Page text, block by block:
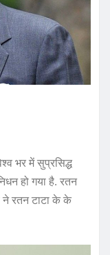
भर में सुप्रसिद्ध
हो गया है. रतन
ने रतन टाटा के के